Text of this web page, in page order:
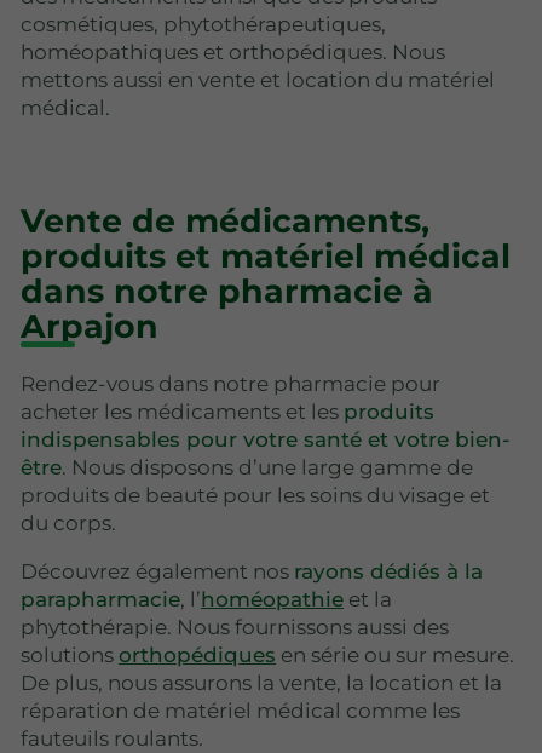
cosmétiques, phytothérapeutiques,
homéopathiques et orthopédiques. Nous
mettons aussi en vente et location du matériel
médical.
Vente de médicaments,
produits et matériel médical
dans notre pharmacie à
Arpajon
Rendez-vous dans notre pharmacie pour
acheter les médicaments et les produits
indispensables pour votre santé et votre bien-
être. Nous disposons d’une large gamme de
produits de beauté pour les soins du visage et
du corps.
Découvrez également nos rayons dédiés à la
parapharmacie, l’homéopathie et la
phytothérapie. Nous fournissons aussi des
solutions orthopédiques en série ou sur mesure.
De plus, nous assurons la vente, la location et la
réparation de matériel médical comme les
fauteuils roulants.